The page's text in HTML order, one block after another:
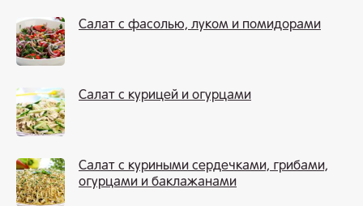
Салат с фасолью, луком и помидорами
Салат с курицей и огурцами
Салат с куриными сердечками, грибами,
огурцами и баклажанами